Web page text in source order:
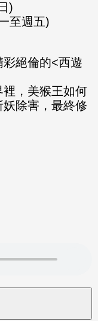
)
至週五)
絕倫的<西遊
，美猴王如何
除害，最終修